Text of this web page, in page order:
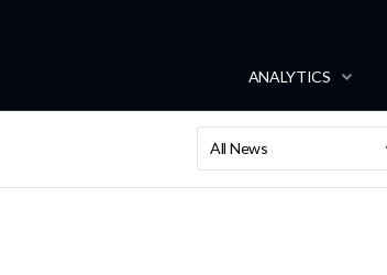
ANALYTICS
All News